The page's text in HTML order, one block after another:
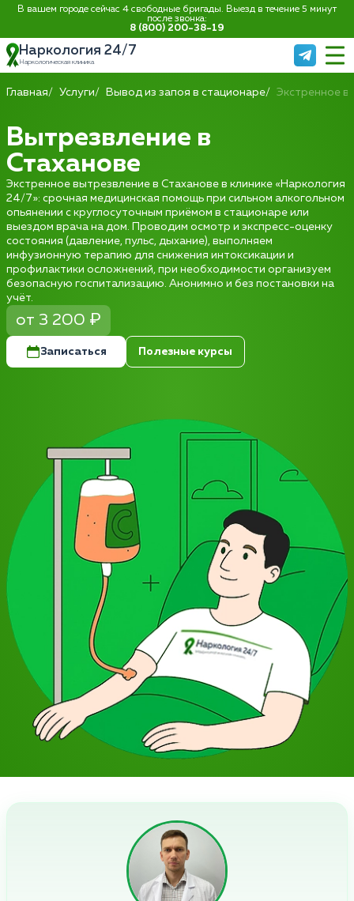
В вашем городе сейчас 4 свободные бригады. Выезд в течение 5 минут
после звонка:
8 (800) 200-38-19
Наркология 24/7
Наркологическая клиника
Главная Услуги Вывод из запоя в стационаре Экстренное
Вытрезвление в
Стаханове
Экстренное вытрезвление в Стаханове в клинике «Наркология
24/7»: срочная медицинская помощь при сильном алкогольном
опьянении с круглосуточным приёмом в стационаре или
выездом врача на дом. Проводим осмотр и экспресс-оценку
состояния (давление, пульс, дыхание), выполняем
инфузионную терапию для снижения интоксикации и
профилактики осложнений, при необходимости организуем
безопасную госпитализацию. Анонимно и без постановки на
учёт.
от 3 200 ₽
Записаться Полезные курсы